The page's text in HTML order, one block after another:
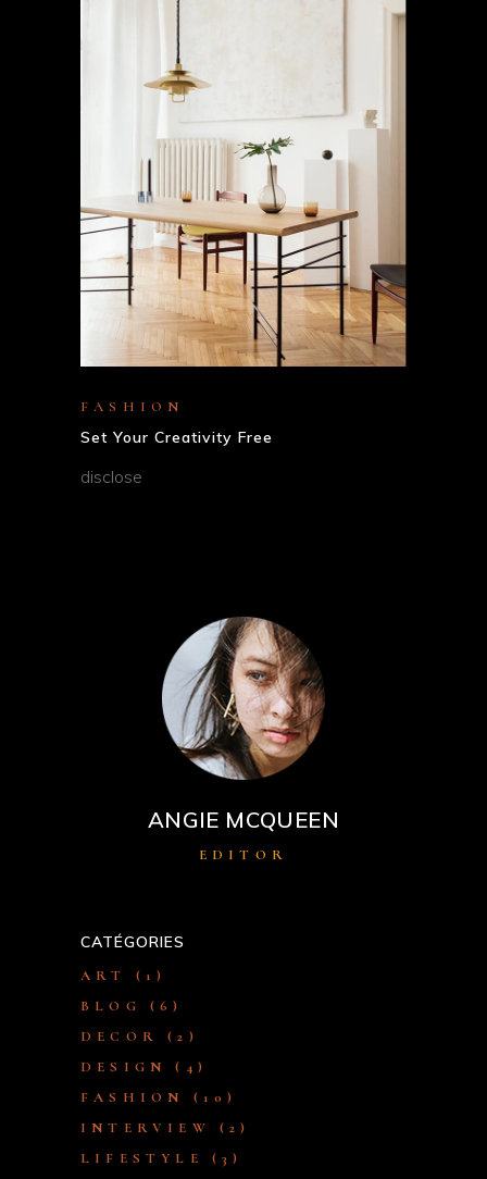
FASHION
Set Your Creativity Free
disclose
ANGIE MCQUEEN
EDITOR
CATÉGORIES
ART
(1)
BLOG
(6)
DECOR
(2)
DESIGN
(4)
FASHION
(10)
INTERVIEW
(2)
LIFESTYLE
(3)